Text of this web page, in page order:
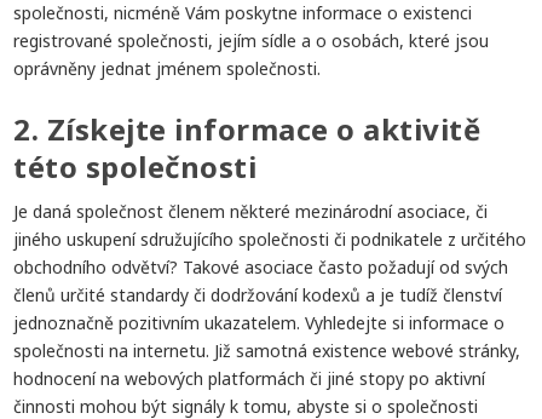
společnosti, nicméně Vám poskytne informace o existenci
registrované společnosti, jejím sídle a o osobách, které jsou
oprávněny jednat jménem společnosti.
2. Získejte informace o aktivitě
této společnosti
Je daná společnost členem některé mezinárodní asociace, či
jiného uskupení sdružujícího společnosti či podnikatele z určitého
obchodního odvětví? Takové asociace často požadují od svých
členů určité standardy či dodržování kodexů a je tudíž členství
jednoznačně pozitivním ukazatelem. Vyhledejte si informace o
společnosti na internetu. Již samotná existence webové stránky,
hodnocení na webových platformách či jiné stopy po aktivní
činnosti mohou být signály k tomu, abyste si o společnosti